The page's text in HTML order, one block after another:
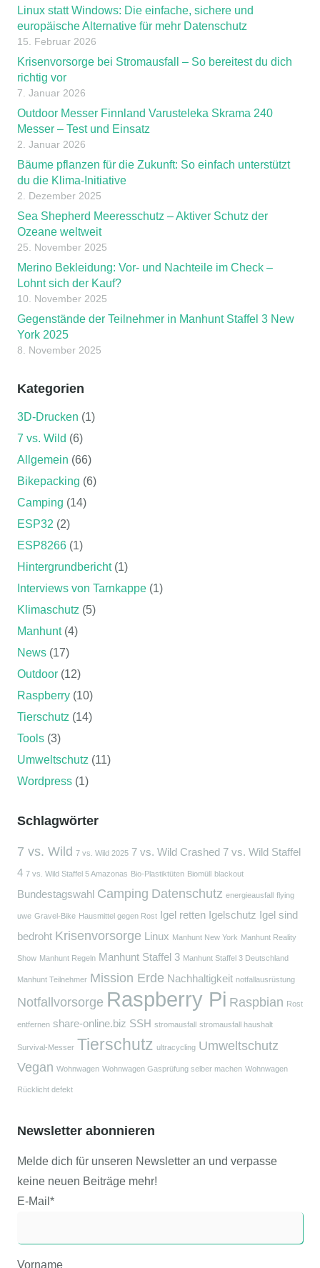
Linux statt Windows: Die einfache, sichere und
europäische Alternative für mehr Datenschutz
15. Februar 2026
Krisenvorsorge bei Stromausfall – So bereitest du dich
richtig vor
7. Januar 2026
Outdoor Messer Finnland Varusteleka Skrama 240
Messer – Test und Einsatz
2. Januar 2026
Bäume pflanzen für die Zukunft: So einfach unterstützt
du die Klima-Initiative
2. Dezember 2025
Sea Shepherd Meeresschutz – Aktiver Schutz der
Ozeane weltweit
25. November 2025
Merino Bekleidung: Vor- und Nachteile im Check –
Lohnt sich der Kauf?
10. November 2025
Gegenstände der Teilnehmer in Manhunt Staffel 3 New
York 2025
8. November 2025
Kategorien
3D-Drucken (1)
7 vs. Wild (6)
Allgemein (66)
Bikepacking (6)
Camping (14)
ESP32 (2)
ESP8266 (1)
Hintergrundbericht(1)
Interviews von Tarnkappe (1)
Klimaschutz (5)
Manhunt(4)
News (17)
Outdoor (12)
Raspberry (10)
Tierschutz (14)
Tools (3)
Umweltschutz (11)
Wordpress (1)
Schlagwörter
7 vs. Wild 7 vs. Wild 2025 7 vs. Wild Crashed 7 vs. Wild Staffel
4 7 vs. Wild Staffel 5 Amazonas Bio-Plastiktüten Biomüll blackout
Bundestagswahl Camping Datenschutz energieausfall flying
uwe Gravel-Bike Hausmittel gegen Rost Igel retten Igelschutz Igel sind
bedroht Krisenvorsorge Linux Manhunt New York Manhunt Reality
Show Manhunt Regeln Manhunt Staffel 3 Manhunt Staffel 3 Deutschland
Manhunt Teilnehmer Mission Erde Nachhaltigkeit notfallausrüstung
Notfallvorsorge Raspberry Pi Raspbian Rost
entfernen share-online.biz SSH stromausfall stromausfall haushalt
Survival-Messer Tierschutz ultracycling Umweltschutz
Vegan Wohnwagen Wohnwagen Gasprüfung selber machen Wohnwagen
Rücklicht defekt
Newsletter abonnieren
Melde dich für unseren Newsletter an und verpasse
keine neuen Beiträge mehr!
E-Mail*
Vorname